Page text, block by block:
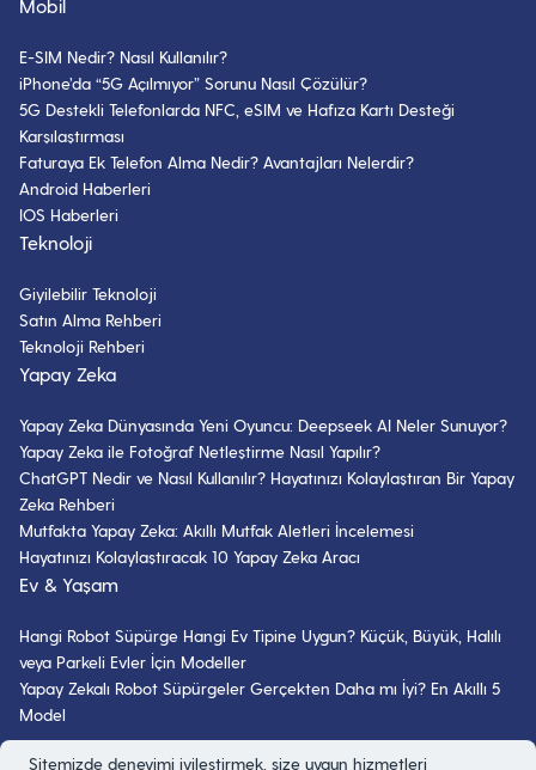
Mobil
E-SIM Nedir? Nasıl Kullanılır?
iPhone’da “5G Açılmıyor” Sorunu Nasıl Çözülür?
5G Destekli Telefonlarda NFC, eSIM ve Hafıza Kartı Desteği
Karşılaştırması
Faturaya Ek Telefon Alma Nedir? Avantajları Nelerdir?
Android Haberleri
IOS Haberleri
Teknoloji
Giyilebilir Teknoloji
Satın Alma Rehberi
Teknoloji Rehberi
Yapay Zeka
Yapay Zeka Dünyasında Yeni Oyuncu: Deepseek AI Neler Sunuyor?
Yapay Zeka ile Fotoğraf Netleştirme Nasıl Yapılır?
ChatGPT Nedir ve Nasıl Kullanılır? Hayatınızı Kolaylaştıran Bir Yapay
Zeka Rehberi
Mutfakta Yapay Zeka: Akıllı Mutfak Aletleri İncelemesi
Hayatınızı Kolaylaştıracak 10 Yapay Zeka Aracı
Ev & Yaşam
Hangi Robot Süpürge Hangi Ev Tipine Uygun? Küçük, Büyük, Halılı
veya Parkeli Evler İçin Modeller
Yapay Zekalı Robot Süpürgeler Gerçekten Daha mı İyi? En Akıllı 5
Model